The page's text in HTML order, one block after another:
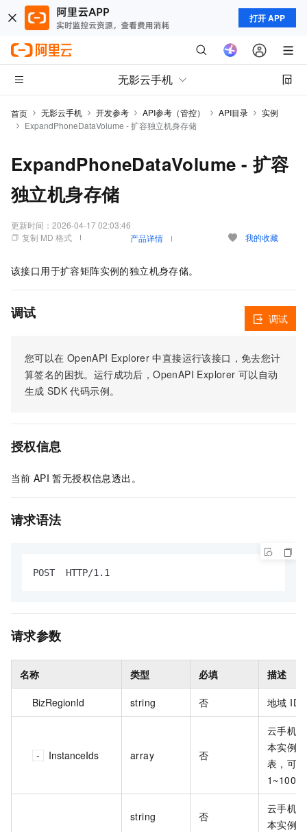
打开 APP
无影云手机
首页 无影云手机 开发参考 API参考（管控） API目录
实例
ExpandPhoneDataVolume - 扩容独立机身存储
ExpandPhoneDataVolume - 扩容
独立机身存储
更新时间： 2026-04-17 02:03:46
复制 MD 格式
产品详情 我的收藏
该接口用于扩容矩阵实例的独立机身存储。
调试
您可以在 OpenAPI Explorer 中直接运行该接口，免去您计
算签名的困扰。运行成功后，OpenAPI Explorer 可以自动
生成 SDK 代码示例。
调试
授权信息
当前 API 暂无授权信息透出。
请求语法
POST  HTTP/1.1
请求参数
名称 类型 必填 描述
BizRegionId string 否 地域 ID
InstanceIds array 否
云手机
本实例
表，可
1~100
string 否
云手机
本实例